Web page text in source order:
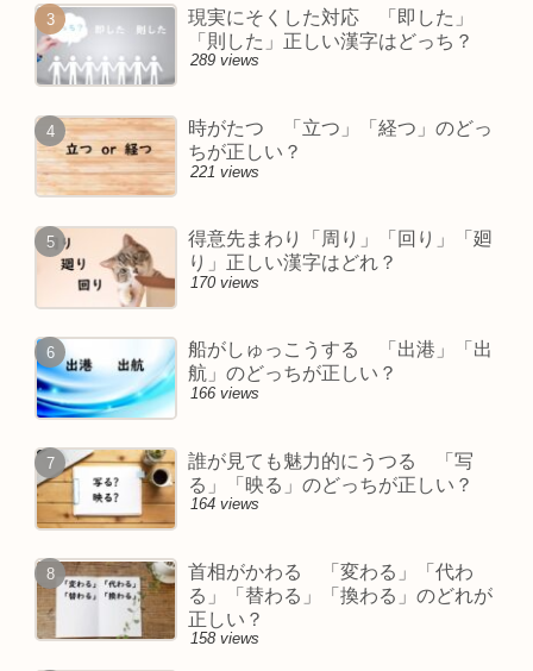
現実にそくした対応 「即した」
「則した」正しい漢字はどっち？
289 views
時がたつ 「立つ」「経つ」のどっ
ちが正しい？
221 views
得意先まわり「周り」「回り」「廻
り」正しい漢字はどれ？
170 views
船がしゅっこうする 「出港」「出
航」のどっちが正しい？
166 views
誰が見ても魅力的にうつる 「写
る」「映る」のどっちが正しい？
164 views
首相がかわる 「変わる」「代わ
る」「替わる」「換わる」のどれが
正しい？
158 views